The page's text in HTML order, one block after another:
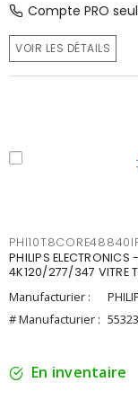
Compte PRO
VOIR LES DÉTAILS
PHILIPS
4K120/277/347 VITRE
Manufacturier :
# Manufacturier :
En inventaire